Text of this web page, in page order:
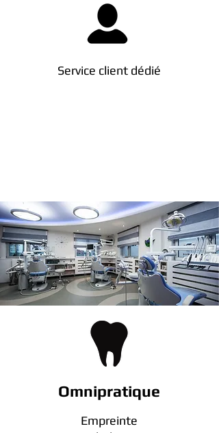
Service client dédié
Omnipratique
Empreinte